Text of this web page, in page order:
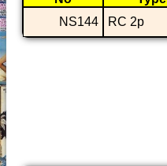
NS144
RC 2p